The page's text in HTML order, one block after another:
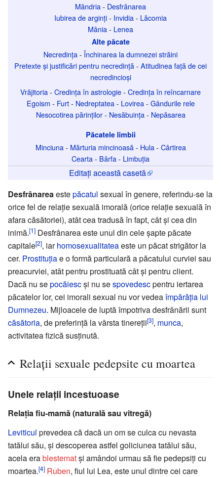
Mândria- Desfrânarea
Iubirea de arginți- Invidia- Lăcomia
Mânia- Lenea
Alte păcate
Necredința- Închinarea la dumnezei străini
Pretexte și justificări pentru necredință- Atitudinea față de cei
necredincioși
Vrăjitoria- Credința în astrologie- Credința în reîncarnare
Egoism - Furt- Nedreptatea- Lovirea- Gândurile rele
Nesocotirea părinților- Nesăbuința- Nepăsarea
Păcatele limbii
Minciuna- Mărturia mincinoasă- Hula- Cârtirea
Cearta- Bârfa- Limbuția
Editați această casetă
Desfrânarea estepăcatul sexual în genere, referindu-se la
orice fel de relaţie sexuală imorală (orice relaţie sexuală în
afara căsătoriei), atât cea tradusă în fapt, cât şi cea din
inimă.[1] Desfrânarea este unul din cele şapte păcate
capitale[2], iarhomosexualitateaeste un păcat strigător la
cer. Prostituţiae o formă particulară a păcatului curviei sau
preacurviei, atât pentru prostituată cât şi pentru client.
Dacă nu sepocăiescşi nu sespovedescpentru iertarea
păcatelor lor, cei imorali sexual nu vor vedeaîmpărăţia lui
Dumnezeu. Mijloacele de luptă împotriva desfrânării sunt
căsătoria, de preferinţă la vârsta tinereţii[3], munca,
activitatea fizică susţinută.
Relații sexuale pedepsite cu moartea
Unele relații incestuoase
Relația fiu-mamă (naturală sau vitregă)
Leviticul prevedea că dacă un om se culca cu nevasta
tatălui său, și descoperea astfel goliciunea tatălui său,
acela erablestematși amândoi urmau să fie pedepsiți cu
moartea.[4] Ruben, fiul lui Lea, este unul dintre cei care